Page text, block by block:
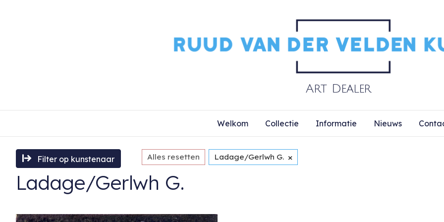
Welkom Collectie Informatie Nieuws
Filter op kunstenaar Alles resetten Ladage/Gerlwh G. ×
Ladage/Gerlwh G.